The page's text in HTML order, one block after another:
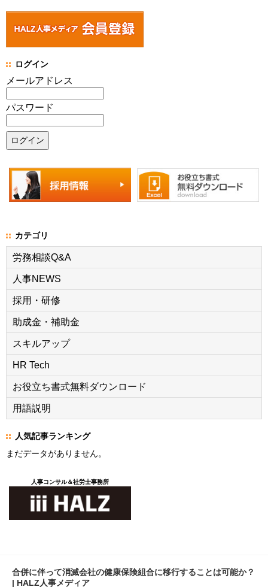
ログイン
メールアドレス
パスワード
カテゴリ
労務相談Q&A
人事NEWS
採用・研修
助成金・補助金
スキルアップ
HR Tech
お役立ち書式無料ダウンロード
用語説明
人気記事ランキング
まだデータがありません。
人事コンサル＆社労士事務所
合併に伴って消滅会社の健康保険組合に移行することは可能か？
| HALZ人事メディア